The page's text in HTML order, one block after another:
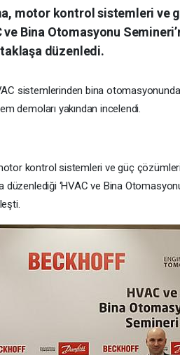
motor kontrol sistemleri ve
ve Bina Otomasyonu
düzenledi.
sistemlerinden bina
demoları yakından incelendi.
kontrol sistemleri ve güç
düzenlediği ‘HVAC ve Bina